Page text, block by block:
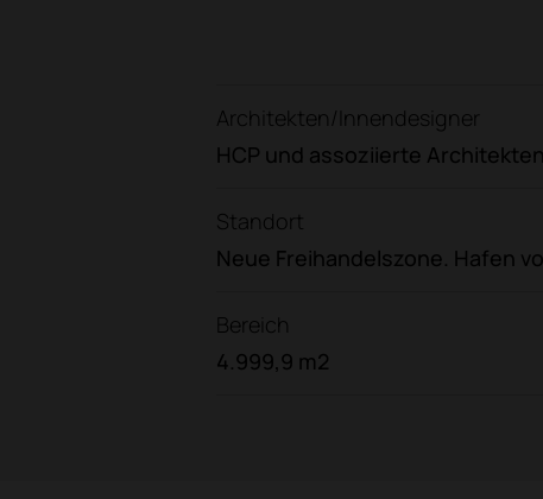
Architekten/Innendesigner
HCP und assoziierte Architekten
Standort
Neue Freihandelszone. Hafen
Bereich
4.999,9 m2